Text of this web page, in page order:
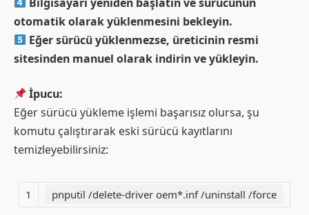
otomatik olarak yüklenmesini bekleyin.
Eğer sürücü yüklenmezse, üreticinin resmi
sitesinden manuel olarak indirin ve yükleyin.
İpucu:
Eğer sürücü yükleme işlemi başarısız olursa, şu
komutu çalıştırarak eski sürücü kayıtlarını
temizleyebilirsiniz:
1 pnputil /delete-driver oem*.inf /uninstall /force